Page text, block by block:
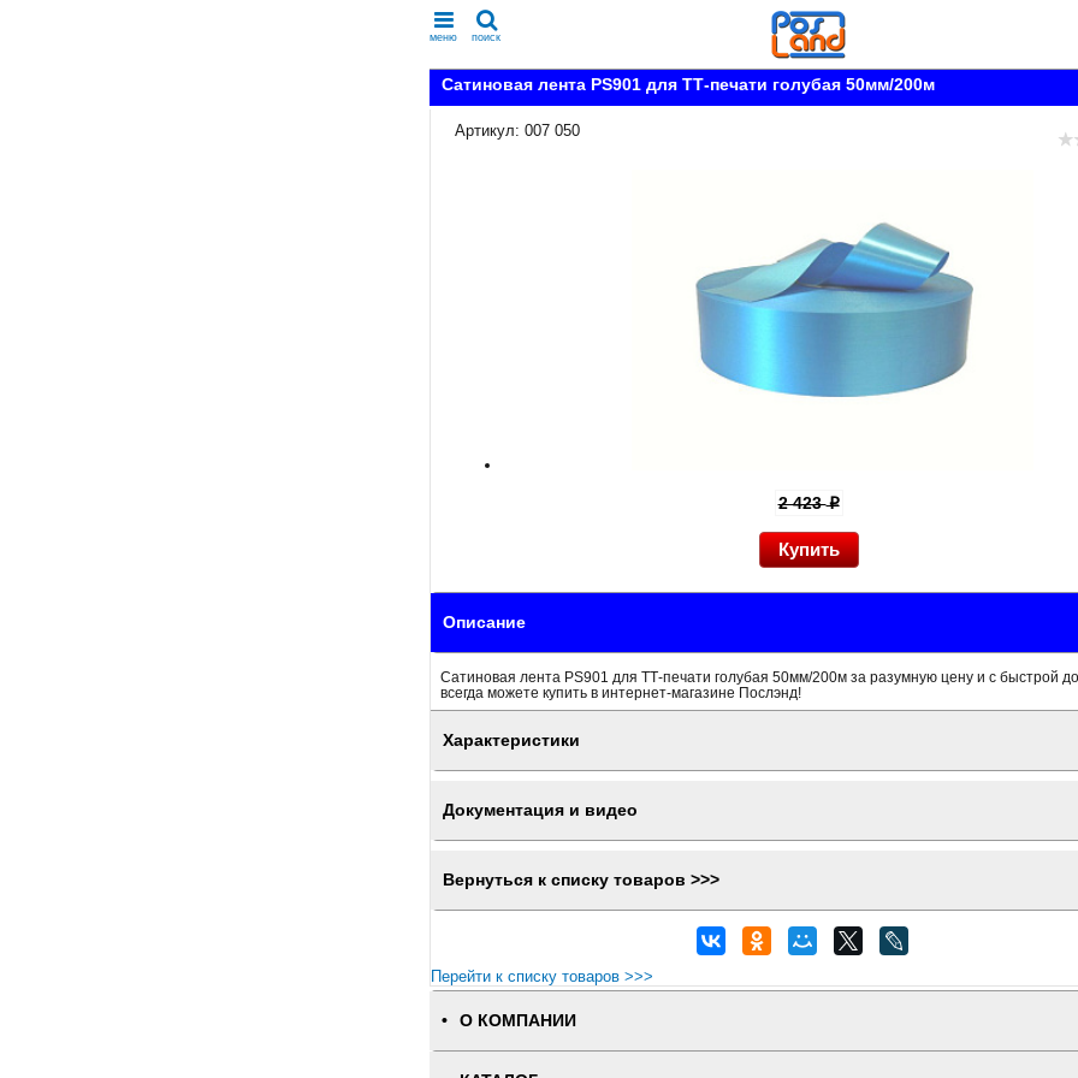
меню поиск
Сатиновая лента PS901 для ТТ-печати голубая 50мм/200м
Артикул: 007 050
2 423p
Описание
Сатиновая лента PS901 для ТТ-печати голубая 50мм/200м за разумную цену и с быстрой
всегда можете купить в интернет-магазине Послэнд!
Характеристики
Документация и видео
Вернуться к списку товаров >>>
Перейти к списку товаров >>>
О КОМПАНИИ